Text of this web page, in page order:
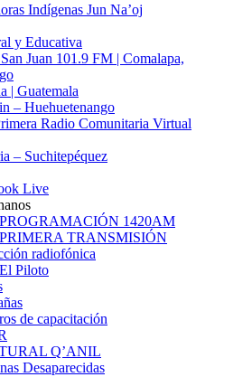
Indígenas Jun Na’oj
y Educativa
Juan 101.9 FM | Comalapa,
| Guatemala
– Huehuetenango
Radio Comunitaria Virtual
– Suchitepéquez
Live
PROGRAMACIÓN 1420AM
PRIMERA TRANSMISIÓN
radiofónica
El Piloto
de capacitación
Q’ANIL
Desaparecidas